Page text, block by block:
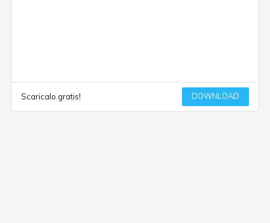
Scaricalo gratis! DOWNLOAD